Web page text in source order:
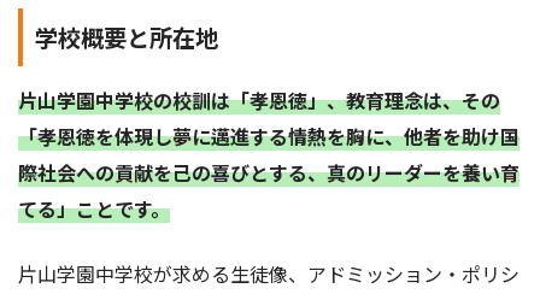
学校概要と所在地
片山学園中学校の校訓は「孝恩徳」、教育理念は、その
「孝恩徳を体現し夢に邁進する情熱を胸に、他者を助け国
際社会への貢献を己の喜びとする、真のリーダーを養い育
てる」ことです。
片山学園中学校が求める生徒像、アドミッション・ポリシ